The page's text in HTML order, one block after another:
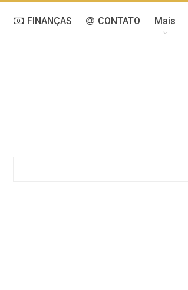
FINANÇAS CONTATO Mais